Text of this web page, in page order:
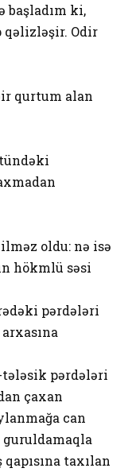
başladım ki,
qəlizləşir. Odir
qurtum alan
oldu: nə isə
hökmlü səsi
pərdələri
pərdələri
çaxan
can
guruldamaqla
taxılan